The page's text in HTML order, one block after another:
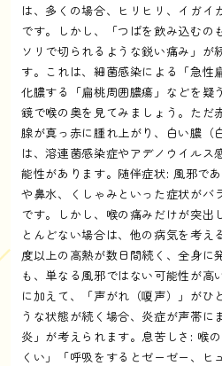
は、多くの場合、ヒリヒリ、イガイ
です。しかし、「つばを飲み込むの
ソリで切られるような鋭い痛み」が
す。これは、細菌感染による「急性
化膿する「扁桃周囲膿瘍」などを疑
鏡で喉の奥を見てみましょう。ただ
腺が真っ赤に腫れ上がり、白い膿（
は、溶連菌感染症やアデノウイルス
能性があります。随伴症状: 風邪で
や鼻水、くしゃみといった症状がバ
です。しかし、喉の痛みだけが突出
とんどない場合は、他の病気を考え
度以上の高熱が数日間続く、全身に
も、単なる風邪ではない可能性が高
に加えて、「声がれ（嗄声）」がひ
うな状態が続く場合、炎症が声帯に
炎」が考えられます。息苦しさ: 喉
くい」「呼吸をするとゼーゼー、ヒ